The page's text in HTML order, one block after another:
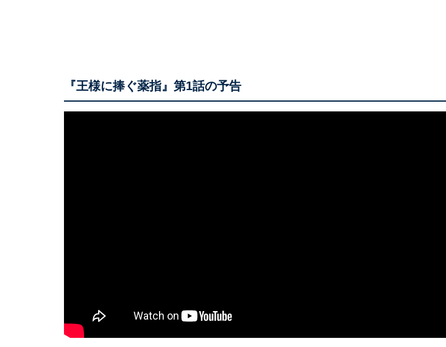
『王様に捧ぐ薬指』第1話の予告